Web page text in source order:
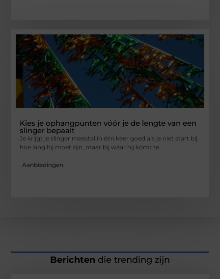
Kies je ophangpunten vóór je de lengte van een
slinger bepaalt
Je krijgt je slinger meestal in één keer goed als je niet start bij
hoe lang hij moet zijn, maar bij waar hij komt te
Aanbiedingen
Berichten die trending zijn